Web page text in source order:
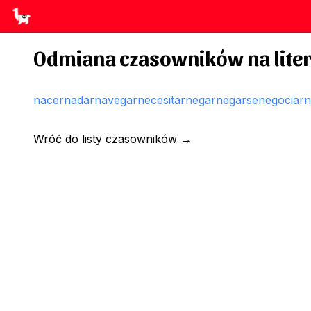
Odmiana czasowników na
nacernadarnavegarnecesitarnegarnegarsenegociar
Wróć do listy czasowników →